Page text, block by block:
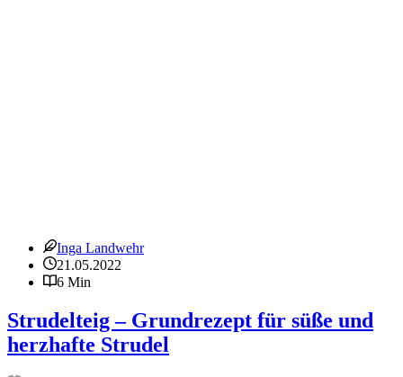
Inga Landwehr
21.05.2022
6 Min
Strudelteig – Grundrezept für süße und
herzhafte Strudel